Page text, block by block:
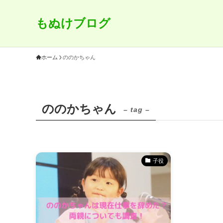
もぬけブログ
ホーム ののかちゃん
ののかちゃん – tag –
子役